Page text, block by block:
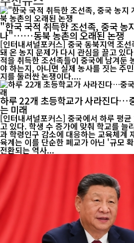
"한국 국적 취득한 조선족, 중국 농
나"……동북 농촌의 오래된 논쟁
[인터내셔널포커스] 중국 동북지역 조
돼 온 농지 문제가 다시 관심을 끌고 있
적을 취득한 조선족들이 중국에 남겨둔
야 하는지, 아니면 실제 농사를 짓는 주
지를 둘러싼 논쟁이다....
하루 22개 초등학교가 사라진다…
는 미래
[인터내셔널포커스] 중국에서 하루 평
고 있다. 학생 수 증가에 맞춰 학교를 늘
과 학령인구 감소에 대응하는 교육체계
육계는 이를 단순한 폐교가 아닌 '규모
전환되는 역사...